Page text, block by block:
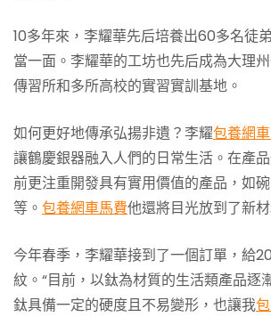
10多年來，李耀華先后培養出60多名徒
當一面。李耀華的工坊也先后成為大理
傳習所和多所高校的實習實訓基地。
如何更好地傳承弘揚非遺？李耀包養網
讓鶴慶銀器融入人們的日常生活。在產
前更注重開發具有實用價值的產品，如
等。 包養網車馬費他還將目光放到了新
今年春季，李耀華接到了一個訂單，給
紋。“目前，以鈦為材質的生活類產品逐
鈦具備一定的硬度且不易變形，也讓我